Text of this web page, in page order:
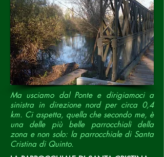
Ma usciamo dal Ponte e dirigiamoci a
sinistra in direzione nord per circa 0,4
km. Ci aspetta, quella che secondo me, è
una delle più belle parrocchiali della
zona e non solo: la parrocchiale di Santa
Cristina di Quinto.